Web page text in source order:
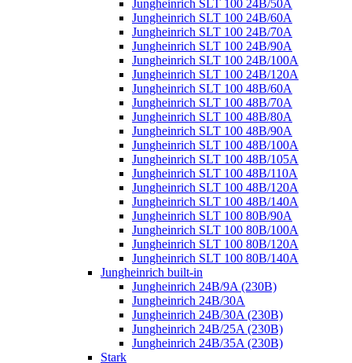
Jungheinrich SLT 100 24B/50A
Jungheinrich SLT 100 24B/60A
Jungheinrich SLT 100 24B/70A
Jungheinrich SLT 100 24B/90A
Jungheinrich SLT 100 24B/100A
Jungheinrich SLT 100 24B/120A
Jungheinrich SLT 100 48B/60A
Jungheinrich SLT 100 48B/70A
Jungheinrich SLT 100 48B/80A
Jungheinrich SLT 100 48B/90A
Jungheinrich SLT 100 48B/100A
Jungheinrich SLT 100 48B/105A
Jungheinrich SLT 100 48B/110A
Jungheinrich SLT 100 48B/120A
Jungheinrich SLT 100 48B/140A
Jungheinrich SLT 100 80B/90A
Jungheinrich SLT 100 80B/100A
Jungheinrich SLT 100 80B/120A
Jungheinrich SLT 100 80B/140A
Jungheinrich built-in
Jungheinrich 24B/9A (230B)
Jungheinrich 24B/30A
Jungheinrich 24B/30A (230B)
Jungheinrich 24B/25A (230B)
Jungheinrich 24B/35A (230B)
Stark